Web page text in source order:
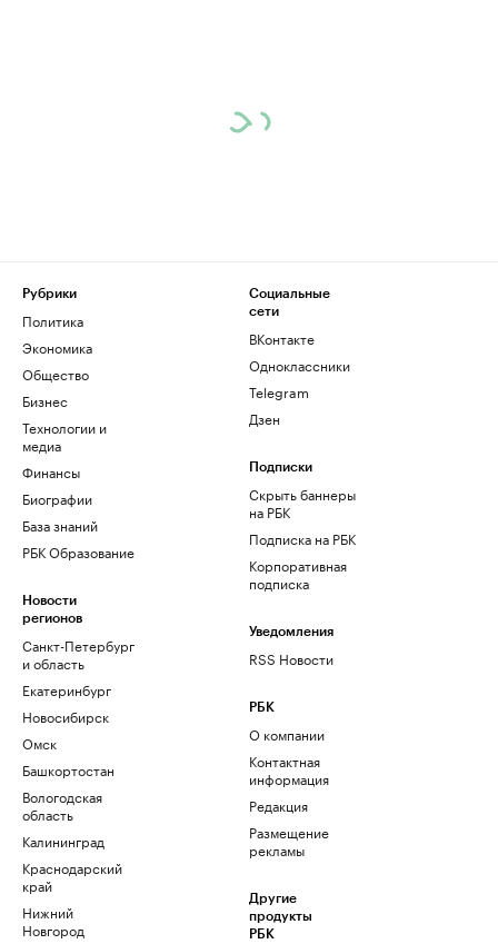
Рубрики
Политика
Экономика
Общество
Бизнес
Технологии и
медиа
Финансы
Биографии
База знаний
РБК Образование
Новости
регионов
Санкт-Петербург
и область
Екатеринбург
Новосибирск
Омск
Башкортостан
Вологодская
область
Калининград
Краснодарский
край
Нижний
Новгород
Социальные
сети
ВКонтакте
Одноклассники
Telegram
Дзен
Подписки
Скрыть баннеры
на РБК
Подписка на РБК
Корпоративная
подписка
Уведомления
RSS Новости
РБК
О компании
Контактная
информация
Редакция
Размещение
рекламы
Другие
продукты
РБК